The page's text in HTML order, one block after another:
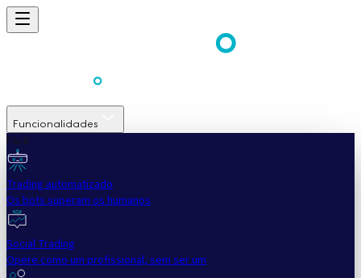
Funcionalidades
Fácil
Trading automatizado
Os bots superam os humanos
Social Trading
Opere como um profissional, sem ser um